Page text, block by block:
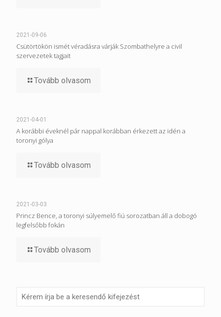
2021-09-06
Csütörtökön ismét véradásra várják Szombathelyre a civil
szervezetek tagjait
Tovább olvasom
2021-04-01
A korábbi éveknél pár nappal korábban érkezett az idén a
toronyi gólya
Tovább olvasom
2021-03-03
Princz Bence, a toronyi súlyemelő fiú sorozatban áll a dobogó
legfelsőbb fokán
Tovább olvasom